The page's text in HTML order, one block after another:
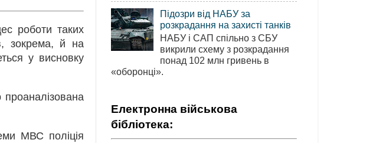
роботи таких
зокрема, й на
у висновку
МВС поліція
Підозри від НАБУ за
розкрадання на захисті танків
НАБУ і САП спільно з СБУ
викрили схему з розкрадання
понад 102 млн гривень в
«оборонці».
Електронна військова
бібліотека: